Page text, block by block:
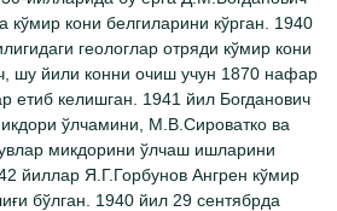
кўмир кони белгиларини кўрган. 1940
геологлар отряди кўмир кони
шу йили конни очиш учун 1870 нафар
етиб келишган. 1941 йил Богданович
ўлчамини, М.В.Сироватко ва
микдорини ўлчаш ишларини
йиллар Я.Г.Горбунов Ангрен кўмир
бўлган. 1940 йил 29 сентябрда